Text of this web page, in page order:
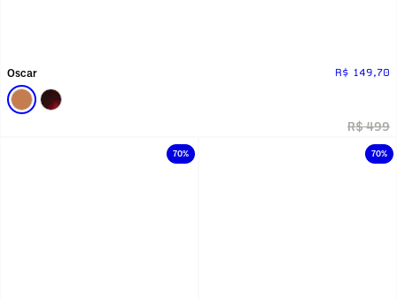
Oscar R$ 149,70
R$ 499
70% 70%